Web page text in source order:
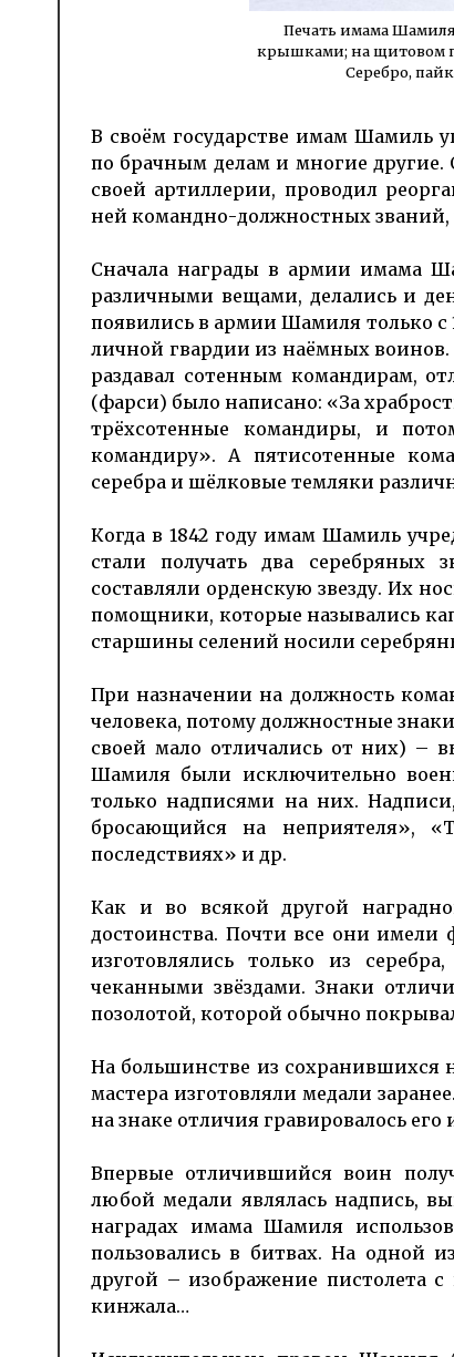
Печать имама
крышками; на щитовом
Серебро,
В своëм государстве имам Шамиль
по брачным делам и многие
своей артиллерии, проводил
ней командно-должностных званий,
Сначала награды в армии имама
различными вещами, делались и
появились в армии Шамиля только с
личной гвардии из наёмных
раздавал сотенным командирам,
(фарси) было написано: «За
трёхсотенные командиры, и
командиру». А пятисотенные
серебра и шёлковые темляки
Когда в 1842 году имам Шамиль
стали получать два серебряных
составляли орденскую звезду. Их
помощники, которые назывались
старшины селений носили
При назначении на должность
человека, потому должностные
своей мало отличались от них) –
Шамиля были исключительно
только надписями на них.
бросающийся на неприятеля»,
последствиях» и др.
Как и во всякой другой
достоинства. Почти все они имели
изготовлялись только из
чеканными звёздами. Знаки
позолотой, которой обычно
На большинстве из сохранившихся
мастера изготовляли медали
на знаке отличия гравировалось его
Впервые отличившийся воин
любой медали являлась надпись,
наградах имама Шамиля
пользовались в битвах. На одной
другой – изображение пистолета
кинжала…